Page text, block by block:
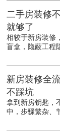
二手房装修
就够了
相较于新房装修
盲盒，隐蔽工程
新房装修全
不踩坑
拿到新房钥匙，
中，步骤繁杂、